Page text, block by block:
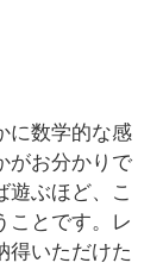
に数学的な感
がお分かりで
遊ぶほど、こ
ことです。レ
得いただけた